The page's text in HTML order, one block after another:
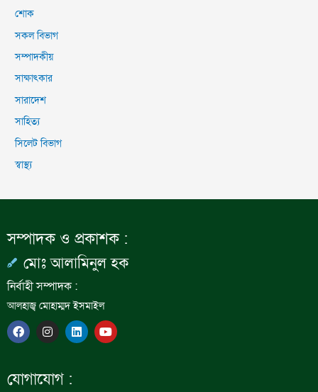
শোক
সকল বিভাগ
সম্পাদকীয়
সাক্ষাৎকার
সারাদেশ
সাহিত্য
সিলেট বিভাগ
স্বাস্থ্য
সম্পাদক ও প্রকাশক :
মোঃ আলামিনুল হক
নির্বাহী সম্পাদক :
আলহাজ্ব মোহাম্মদ ইসমাইল
F
a
c
b
o
I
n
s
a
g
L
i
n
Y
o
u
যোগাযোগ :